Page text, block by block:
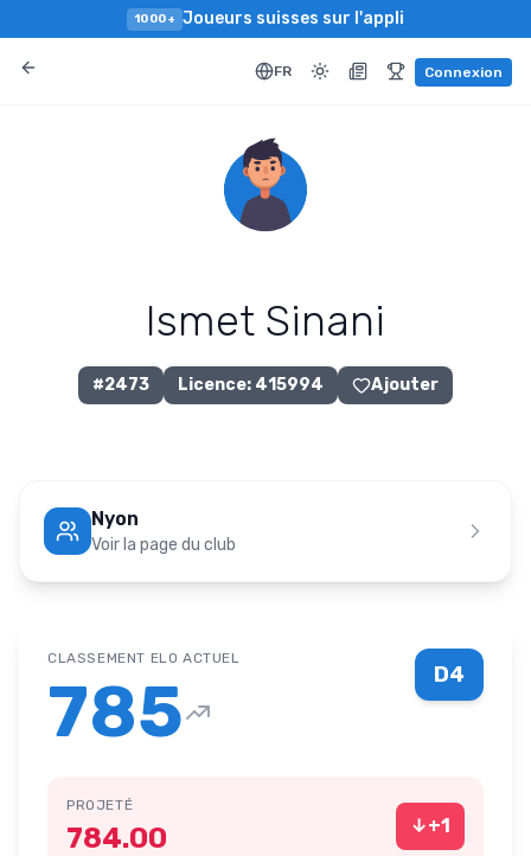
1000+ Joueurs suisses sur l'appli
FR Connexion
Ismet Sinani
#2473 Licence: 415994 Ajouter
Nyon
Voir la page du club
D4
CLASSEMENT ELO ACTUEL
785
PROJETÉ
784.00 ↓+1